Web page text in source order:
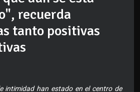
recuerda
tanto positivas
intimidad han estado en el centro de